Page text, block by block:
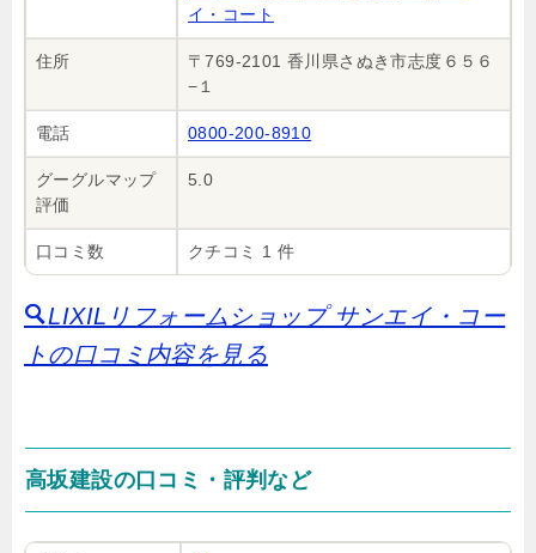
イ・コート
住所
〒769-2101 香川県さぬき市志度６５６
−１
電話 0800-200-8910
グーグルマップ
評価
5.0
口コミ数 クチコミ 1 件
LIXILリフォームショップ サンエイ・コー
トの口コミ内容を見る
高坂建設の口コミ・評判など